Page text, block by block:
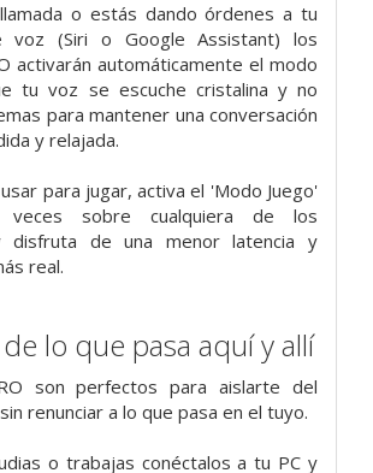
o estás dando órdenes a tu
voz (Siri o Google Assistant) los
activarán automáticamente el modo
tu voz se escuche cristalina y no
para mantener una conversación
y relajada.
para jugar, activa el 'Modo Juego'
veces sobre cualquiera de los
disfruta de una menor latencia y
real.
lo que pasa aquí y allí
son perfectos para aislarte del
renunciar a lo que pasa en el tuyo.
o trabajas conéctalos a tu PC y